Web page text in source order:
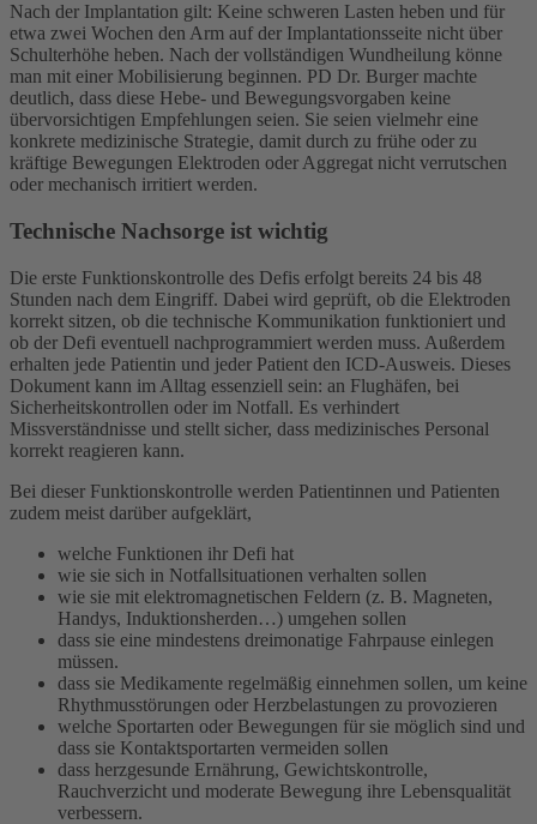
Nach der Implantation gilt: Keine schweren Lasten heben und für
etwa zwei Wochen den Arm auf der Implantationsseite nicht über
Schulterhöhe heben. Nach der vollständigen Wundheilung könne
man mit einer Mobilisierung beginnen. PD Dr. Burger machte
deutlich, dass diese Hebe- und Bewegungsvorgaben keine
übervorsichtigen Empfehlungen seien. Sie seien vielmehr eine
konkrete medizinische Strategie, damit durch zu frühe oder zu
kräftige Bewegungen Elektroden oder Aggregat nicht verrutschen
oder mechanisch irritiert werden.
Technische Nachsorge ist wichtig
Die erste Funktionskontrolle des Defis erfolgt bereits 24 bis 48
Stunden nach dem Eingriff. Dabei wird geprüft, ob die Elektroden
korrekt sitzen, ob die technische Kommunikation funktioniert und
ob der Defi eventuell nachprogrammiert werden muss. Außerdem
erhalten jede Patientin und jeder Patient den ICD-Ausweis. Dieses
Dokument kann im Alltag essenziell sein: an Flughäfen, bei
Sicherheitskontrollen oder im Notfall. Es verhindert
Missverständnisse und stellt sicher, dass medizinisches Personal
korrekt reagieren kann.
Bei dieser Funktionskontrolle werden Patientinnen und Patienten
zudem meist darüber aufgeklärt,
welche Funktionen ihr Defi hat
wie sie sich in Notfallsituationen verhalten sollen
wie sie mit elektromagnetischen Feldern (z. B. Magneten,
Handys, Induktionsherden…) umgehen sollen
dass sie eine mindestens dreimonatige Fahrpause einlegen
müssen.
dass sie Medikamente regelmäßig einnehmen sollen, um keine
Rhythmusstörungen oder Herzbelastungen zu provozieren
welche Sportarten oder Bewegungen für sie möglich sind und
dass sie Kontaktsportarten vermeiden sollen
dass herzgesunde Ernährung, Gewichtskontrolle,
Rauchverzicht und moderate Bewegung ihre Lebensqualität
verbessern.